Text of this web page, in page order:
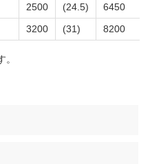
2500 (24.5)
6450
3200 (31) 8200